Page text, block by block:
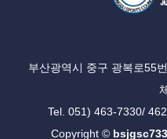
부산광역시 중구 광복로55
Tel. 051) 463-7330/
Copyright ©